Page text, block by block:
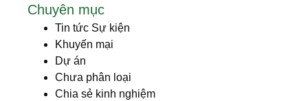
Chuyên mục
Tin tức Sự kiện
Khuyến mại
Dự án
Chưa phân loại
Chia sẻ kinh nghiệm